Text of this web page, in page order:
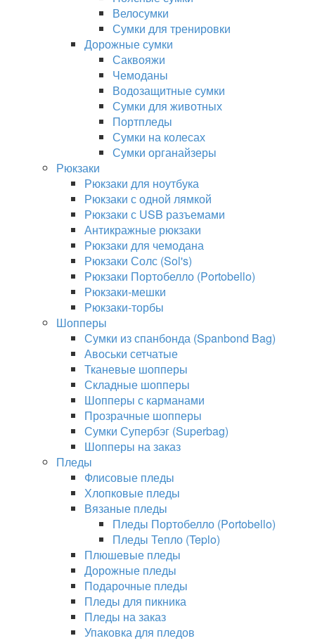
Велосумки
Сумки для тренировки
Дорожные сумки
Саквояжи
Чемоданы
Водозащитные сумки
Сумки для животных
Портпледы
Сумки на колесах
Сумки органайзеры
Рюкзаки
Рюкзаки для ноутбука
Рюкзаки с одной лямкой
Рюкзаки с USB разъемами
Антикражные рюкзаки
Рюкзаки для чемодана
Рюкзаки Солс (Sol's)
Рюкзаки Портобелло (Portobello)
Рюкзаки-мешки
Рюкзаки-торбы
Шопперы
Сумки из спанбонда (Spanbond Bag)
Авоськи сетчатые
Тканевые шопперы
Складные шопперы
Шопперы с карманами
Прозрачные шопперы
Сумки Супербэг (Superbag)
Шопперы на заказ
Пледы
Флисовые пледы
Хлопковые пледы
Вязаные пледы
Пледы Портобелло (Portobello)
Пледы Тепло (Teplo)
Плюшевые пледы
Дорожные пледы
Подарочные пледы
Пледы для пикника
Пледы на заказ
Упаковка для пледов